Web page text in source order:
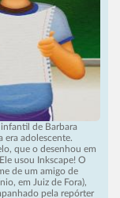
de Barbara
era adolescente.
que o desenhou em
usou Inkscape! O
de um amigo de
em Juiz de Fora),
pela repórter